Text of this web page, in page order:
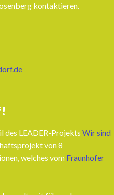
kontaktieren.
des LEADER-Projekts Wir sind
von 8
welches vom Fraunhofer